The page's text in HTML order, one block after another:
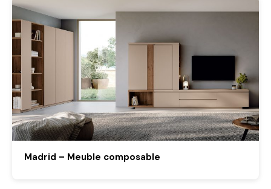
Madrid – Meuble composable